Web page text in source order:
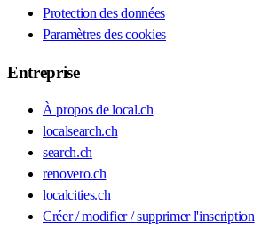
Protection des données
Paramètres des cookies
Entreprise
À propos de local.ch
localsearch.ch
search.ch
renovero.ch
localcities.ch
Créer / modifier / supprimer l'inscription